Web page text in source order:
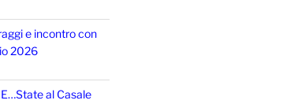
e incontro con
2026
al Casale